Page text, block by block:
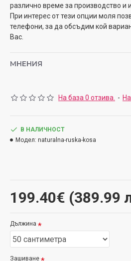
различно време за производство и
При интерес от тези опции моля
телефони, за да обсъдим кой
Вас.
МНЕНИЯ
На база 0 отзива. -
199.40€ (389.99
В НАЛИЧНОСТ
Модел: naturalna-ruska-kosa
Дължина
Зашиване